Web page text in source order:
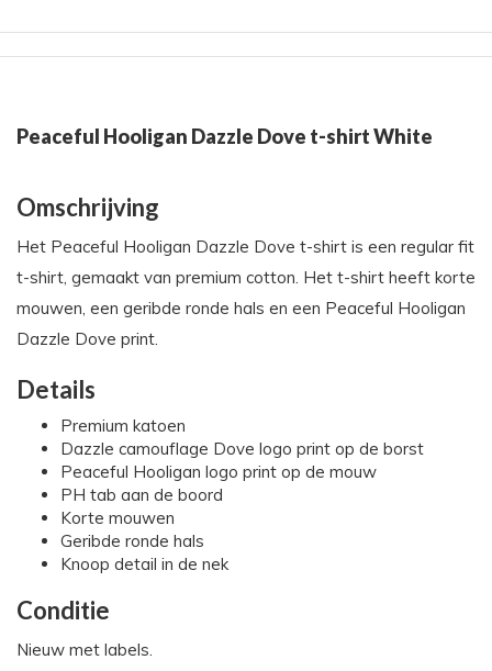
Peaceful Hooligan Dazzle Dove t-shirt White
Omschrijving
Het Peaceful Hooligan Dazzle Dove t-shirt is een regular fit
t-shirt, gemaakt van premium cotton. Het t-shirt heeft korte
mouwen, een geribde ronde hals en een Peaceful Hooligan
Dazzle Dove print.
Details
Premium katoen
Dazzle camouflage Dove logo print op de borst
Peaceful Hooligan logo print op de mouw
PH tab aan de boord
Korte mouwen
Geribde ronde hals
Knoop detail in de nek
Conditie
Nieuw met labels.